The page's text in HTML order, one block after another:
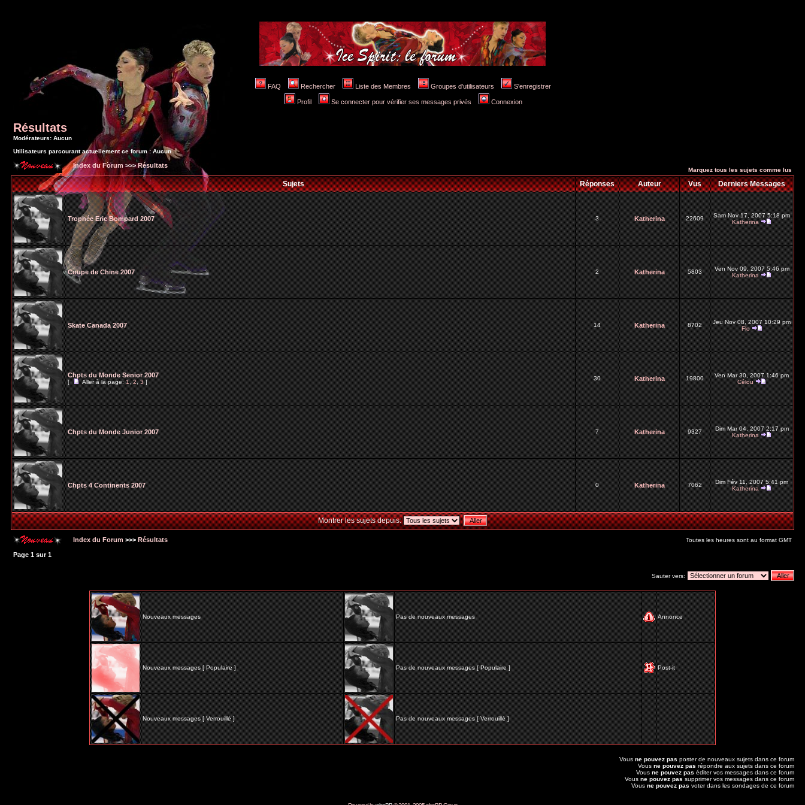
FAQ Rechercher Liste des Membres Groupes d'utilisateurs S'enregistrer
Profil Se connecter pour vérifier ses messages privés Connexion
Résultats
Modérateurs: Aucun
Utilisateurs parcourant actuellement ce forum : Aucun
Index du Forum >>>Résultats
Marquez tous les sujets comme lus
Sujets Réponses Auteur Vus Derniers Messages
Trophée Eric Bompard 2007 3 Katherina 22609
Sam Nov 17, 2007 5:18 pm
Katherina
Coupe de Chine 2007 2 Katherina 5803
Ven Nov 09, 2007 5:46 pm
Katherina
Skate Canada 2007 14 Katherina 8702
Jeu Nov 08, 2007 10:29 pm
Flo
Chpts du Monde Senior 2007
[ Aller à la page:1,2,3]
30 Katherina 19800
Ven Mar 30, 2007 1:46 pm
Célou
Chpts du Monde Junior 2007 7 Katherina 9327
Dim Mar 04, 2007 2:17 pm
Katherina
Chpts 4 Continents 2007 0 Katherina 7062
Dim Fév 11, 2007 5:41 pm
Katherina
Montrer les sujets depuis:
Index du Forum >>> Résultats Toutes les heures sont au format GMT
Page 1 sur1
Sauter vers:
Nouveaux messages Pas de nouveaux messages Annonce
Nouveaux messages [ Populaire ] Pas de nouveaux messages [ Populaire ] Post-it
Nouveaux messages [ Verrouillé ] Pas de nouveaux messages [ Verrouillé ]
Vous ne pouvez pas poster de nouveaux sujets dans ce forum
Vous ne pouvez pas répondre aux sujets dans ce forum
Vous ne pouvez pas éditer vos messages dans ce forum
Vous ne pouvez pas supprimer vos messages dans ce forum
Vous ne pouvez pas voter dans les sondages de ce forum